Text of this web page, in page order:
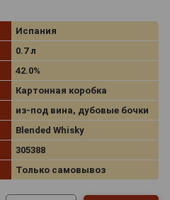
Испания
0.7 л
42.0%
Картонная коробка
из-под вина, дубовые бочки
Blended Whisky
305388
Только самовывоз